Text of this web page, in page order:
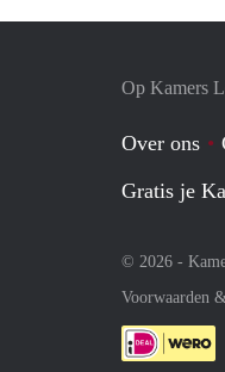
Op Kamers
Over ons
Gratis je
© 2026 -
Voorwaarden